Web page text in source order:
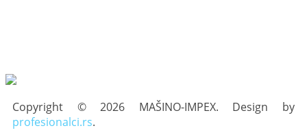
Copyright © 2026 MAŠINO-IMPEX. Design by
profesionalci.rs.